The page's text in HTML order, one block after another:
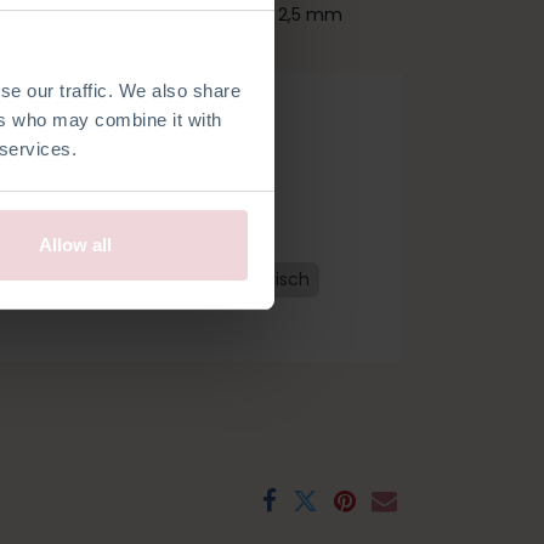
our traffic. We also share
who may combine it with
Allow all
9 cm groß und wird mit einer 2,5 mm
Niederländisch
Französisch